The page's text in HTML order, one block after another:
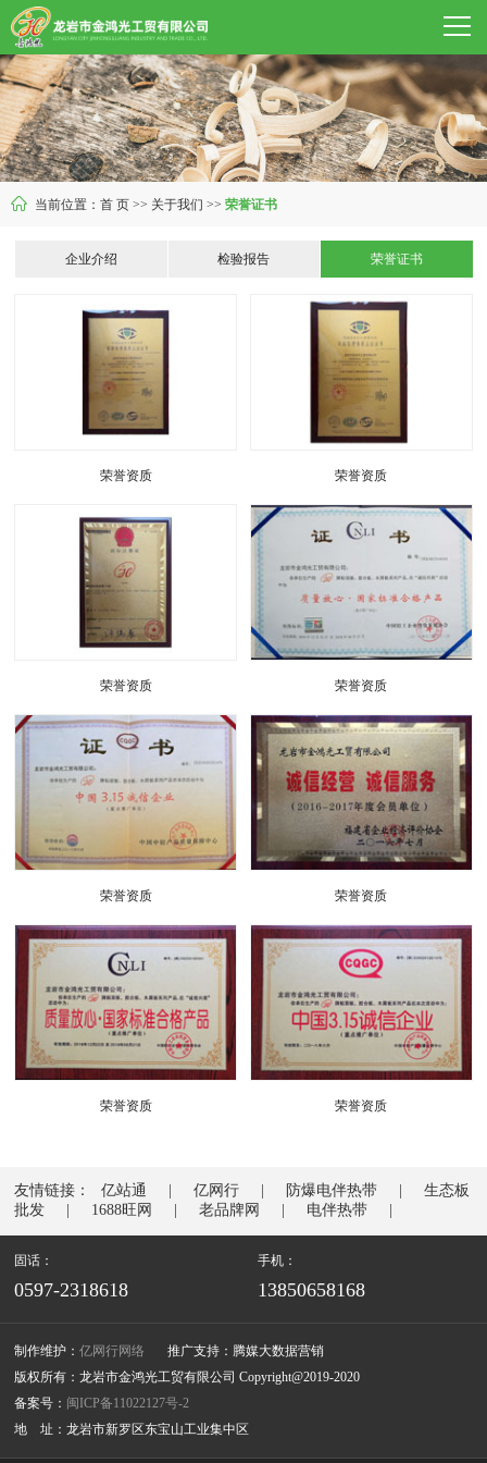
 当前位置： 首 页 >> 关于我们 >> 荣誉证书
企业介绍 检验报告 荣誉证书
荣誉资质 荣誉资质
荣誉资质 荣誉资质
荣誉资质 荣誉资质
荣誉资质 荣誉资质
友情链接： 亿站通 亿网行 防爆电伴热带
生态板
批发
1688旺网 老品牌网 电伴热带
固话：
0597-2318618
手机：
13850658168
制作维护：亿网行网络
推广支持：腾媒大数据营销
版权所有：龙岩市金鸿光工贸有限公司 Copyright@2019-2020
备案号： 闽ICP备11022127号-2
地 址：龙岩市新罗区东宝山工业集中区